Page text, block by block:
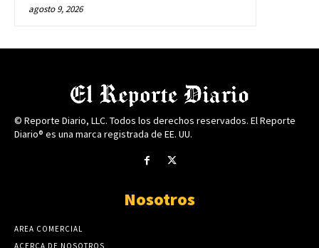
agosto 9, 2026
© Reporte Diario, LLC. Todos los derechos reservados. El Reporte
Diario® es una marca registrada de EE. UU.
Nosotros
AREA COMERCIAL
ACERCA DE NOSOTROS